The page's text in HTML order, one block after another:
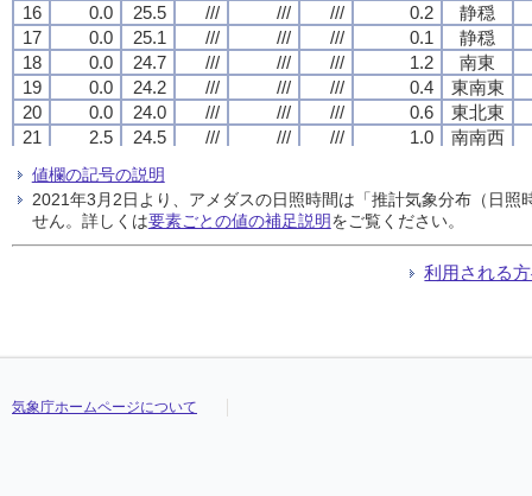
16
0.0 25.5 /// /// /// 0.2
静穏
17
0.0 25.1 /// /// /// 0.1
静穏
18
0.0 24.7 /// /// /// 1.2
南東
19
0.0 24.2 /// /// /// 0.4
東南東
20
0.0 24.0 /// /// /// 0.6
東北東
21
2.5 24.5 /// /// /// 1.0
南南西
25.4
23
0.5 25.4
南南東
24
0.5 25.3 /// /// /// 1.2 南
16
0.0 25.5 /// /// /// 0.2
静穏
17
0.0 25.1 /// /// /// 0.1
静穏
18
0.0 24.7 /// /// /// 1.2
南東
19
0.0 24.2 /// /// /// 0.4
東南東
20
0.0 24.0 /// /// /// 0.6
東北東
21
2.5 24.5 /// /// /// 1.0
南南西
25.4
23
0.5 25.4
南南東
24
0.5 25.3 /// /// /// 1.2 南
16
0.0 25.5 /// /// /// 0.2
静穏
17
0.0 25.1 /// /// /// 0.1
静穏
18
0.0 24.7 /// /// /// 1.2
南東
19
0.0 24.2 /// /// /// 0.4
東南東
20
0.0 24.0 /// /// /// 0.6
東北東
21
2.5 24.5 /// /// /// 1.0
南南西
25.4
23
0.5 25.4
南南東
24
0.5 25.3 /// /// /// 1.2 南
16
0.0 25.5 /// /// /// 0.2
静穏
17
0.0 25.1 /// /// /// 0.1
静穏
18
0.0 24.7 /// /// /// 1.2
南東
19
0.0 24.2 /// /// /// 0.4
東南東
20
0.0 24.0 /// /// /// 0.6
東北東
21
2.5 24.5 /// /// /// 1.0
南南西
25.4
23
0.5 25.4
南南東
24
0.5 25.3 /// /// /// 1.2 南
値欄の記号の説明
2021年3月2日より、アメダスの日照時間は「推計気象分布（日
せん。詳しくは要素ごとの値の補足説明をご覧ください。
利用される
気象庁ホームページについて